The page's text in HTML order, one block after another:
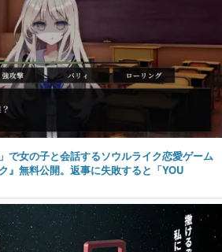
で女の子と会話するソウルライク恋愛ゲーム
』無料公開。返事に失敗すると「YOU